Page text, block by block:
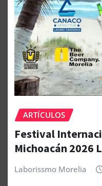
ARTÍCULOS
Festival
Michoacán 2026
Laborissmo Morelia